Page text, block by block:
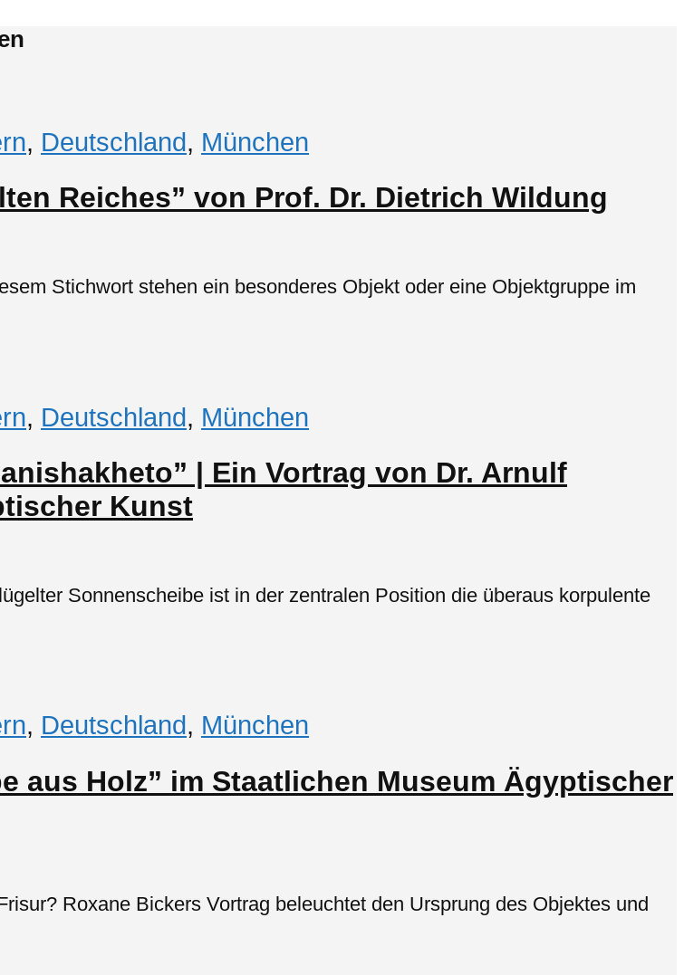
, Deutschland, München
Reiches” von Prof. Dr. Dietrich Wildung
Stichwort stehen ein besonderes Objekt oder eine Objektgruppe im
, Deutschland, München
| Ein Vortrag von Dr. Arnulf
Kunst
Sonnenscheibe ist in der zentralen Position die überaus korpulente
, Deutschland, München
aus Holz” im Staatlichen Museum Ägyptischer
Roxane Bickers Vortrag beleuchtet den Ursprung des Objektes und